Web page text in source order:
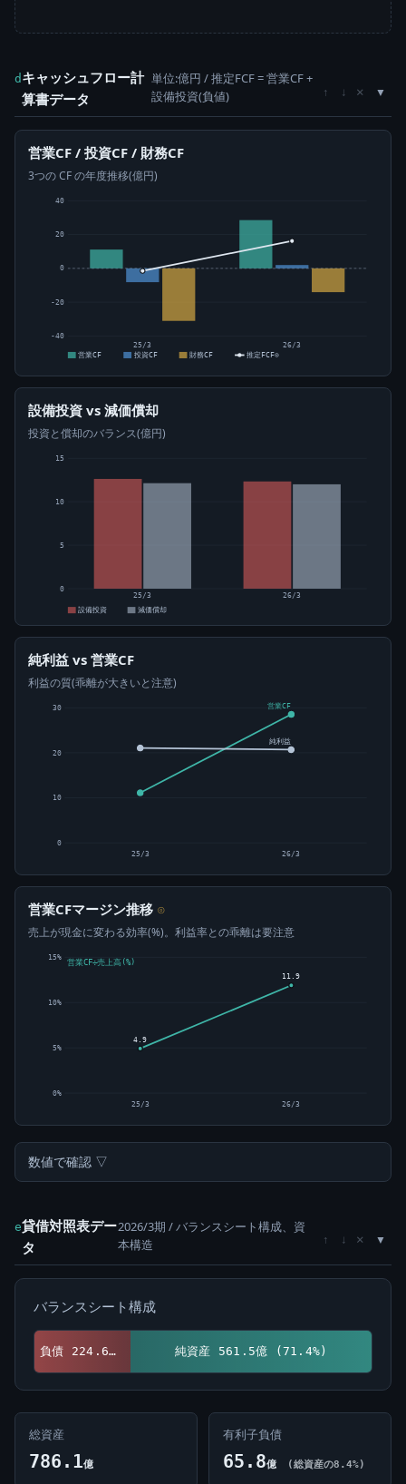
d キャッシュフロー計
算書データ
単位:億円 / 推定FCF = 営業CF +
設備投資(負値)
↑ ↓ ×
営業CF / 投資CF / 財務CF
3つの CF の年度推移(億円)
-40
-20
0
20
40
25/3
26/3
営業CF
投資CF 財務CF 推定FCF⊙
設備投資 vs 減価償却
投資と償却のバランス(億円)
0
5
10
15
25/3
26/3
設備投資
減価償却
純利益 vs 営業CF
利益の質(乖離が大きいと注意)
0
10
20
30 営業CF
純利益
25/3 26/3
営業CFマージン推移 ⊙
売上が現金に変わる効率(%)。利益率との乖離は要注意
0%
5%
10%
15%
4.9
25/3
11.9
26/3
営業CF÷売上高(%)
数値で確認 ▽
e貸借対照表デー
タ
2026/3期 / バランスシート構成、資
本構造
↑ ↓ ×
バランスシート構成
負債 224.6億 (28.6%) 純資産 561.5億 (71.4%)
総資産
786.1億
有利子負債
65.8億 (総資産の8.4%)